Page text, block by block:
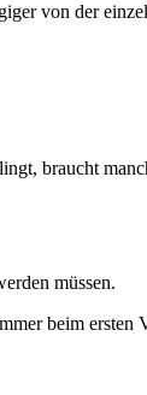
von der
braucht
müssen.
beim ersten